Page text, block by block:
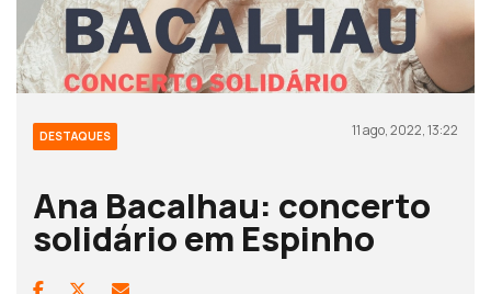
DESTAQUES 11 ago, 2022, 13:22
Ana Bacalhau: concerto
solidário em Espinho